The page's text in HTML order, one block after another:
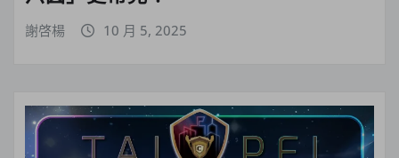
謝啓楊 10 月 5, 2025